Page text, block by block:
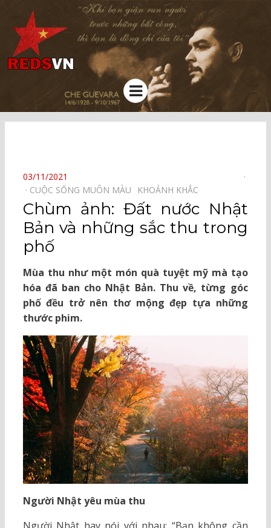
Kênh chia sẻ tri thức cộng đồng
Menu
POSTED
ON
03/11/2021
CUỘC SỐNG MUÔN MÀU⠀
KHOẢNH KHẮC⠀
Chùm ảnh: Đất nước Nhật
Bản và những sắc thu trong
phố
Mùa thu như một món quà tuyệt mỹ mà tạo
hóa đã ban cho Nhật Bản. Thu về, từng góc
phố đều trở nên thơ mộng đẹp tựa những
thước phim.
Người Nhật yêu mùa thu
Người Nhật hay nói với nhau: “Bạn không cần